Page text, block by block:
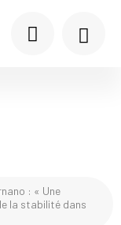
: « Une
la stabilité dans